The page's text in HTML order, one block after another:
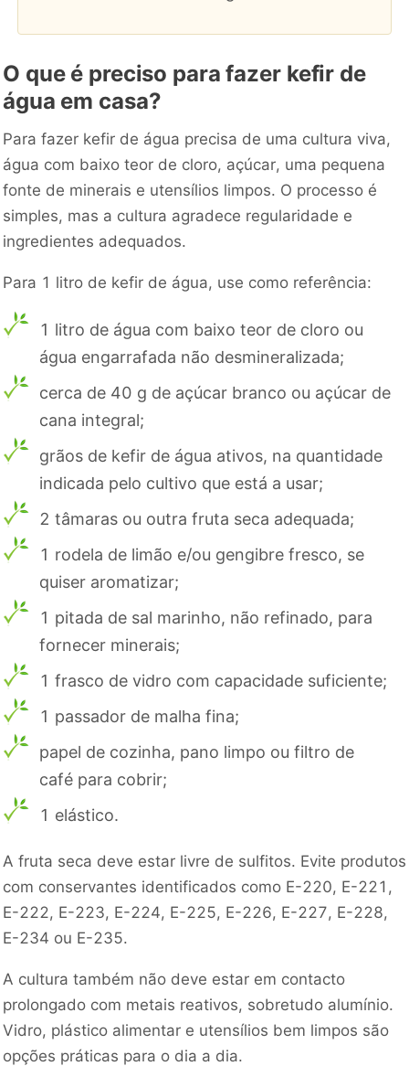
O que é preciso para fazer kefir de
água em casa?
Para fazer kefir de água precisa de uma cultura viva,
água com baixo teor de cloro, açúcar, uma pequena
fonte de minerais e utensílios limpos. O processo é
simples, mas a cultura agradece regularidade e
ingredientes adequados.
Para 1 litro de kefir de água, use como referência:
1 litro de água com baixo teor de cloro ou
água engarrafada não desmineralizada;
cerca de 40 g de açúcar branco ou açúcar de
cana integral;
grãos de kefir de água ativos, na quantidade
indicada pelo cultivo que está a usar;
2 tâmaras ou outra fruta seca adequada;
1 rodela de limão e/ou gengibre fresco, se
quiser aromatizar;
1 pitada de sal marinho, não refinado, para
fornecer minerais;
1 frasco de vidro com capacidade suficiente;
1 passador de malha fina;
papel de cozinha, pano limpo ou filtro de
café para cobrir;
1 elástico.
A fruta seca deve estar livre de sulfitos. Evite produtos
com conservantes identificados como E-220, E-221,
E-222, E-223, E-224, E-225, E-226, E-227, E-228,
E-234 ou E-235.
A cultura também não deve estar em contacto
prolongado com metais reativos, sobretudo alumínio.
Vidro, plástico alimentar e utensílios bem limpos são
opções práticas para o dia a dia.